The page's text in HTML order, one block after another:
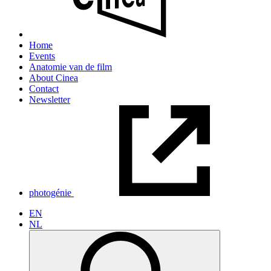
Home
Events
Anatomie van de film
About Cinea
Contact
Newsletter
photogénie
EN
NL